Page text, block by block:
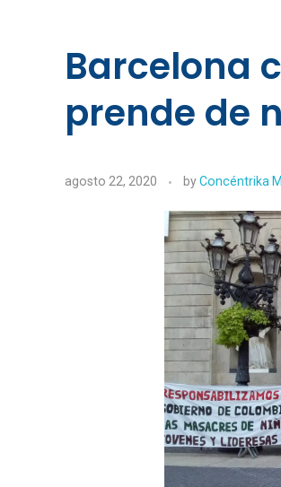
Barcelona
prende de
agosto 22, 2020 byConcéntrika